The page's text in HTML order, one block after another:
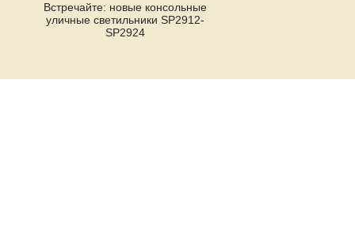
Встречайте: новые консольные
уличные светильники SP2912-
SP2924